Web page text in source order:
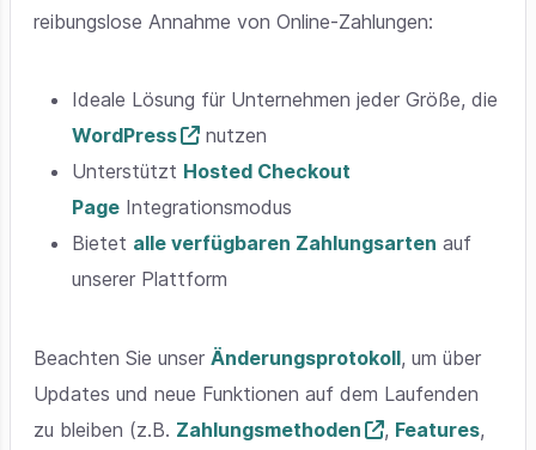
reibungslose Annahme von Online-Zahlungen:
Ideale Lösung für Unternehmen jeder Größe, die
WordPress
nutzen
Unterstützt Hosted Checkout
Page Integrationsmodus
Bietet alle verfügbaren Zahlungsarten auf
unserer Plattform
Beachten Sie unserÄnderungsprotokoll, um über
Updates und neue Funktionen auf dem Laufenden
zu bleiben (z.B. Zahlungsmethoden , Features,